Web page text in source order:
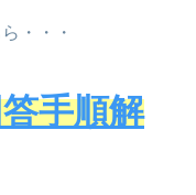
・・・
手順解